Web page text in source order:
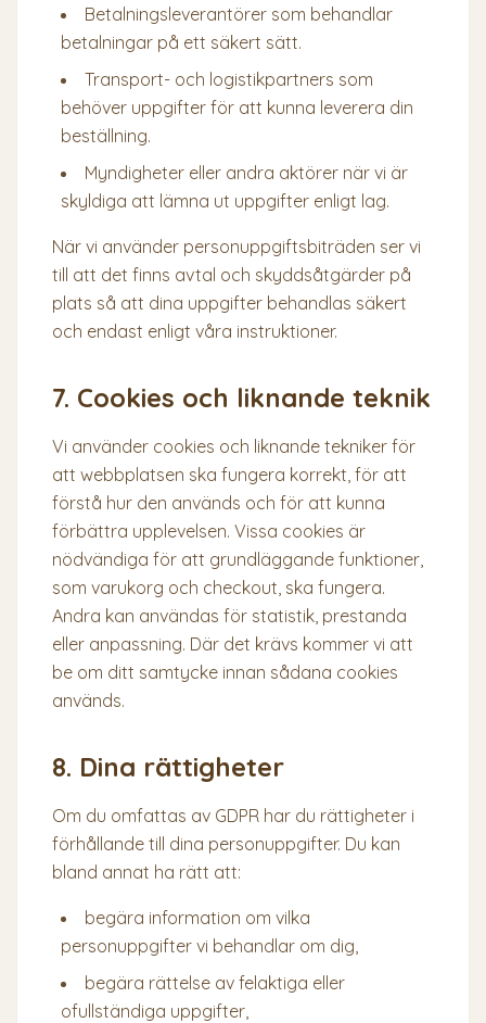
Betalningsleverantörer som behandlar
betalningar på ett säkert sätt.
Transport- och logistikpartners som
behöver uppgifter för att kunna leverera din
beställning.
Myndigheter eller andra aktörer när vi är
skyldiga att lämna ut uppgifter enligt lag.
När vi använder personuppgiftsbiträden ser vi
till att det finns avtal och skyddsåtgärder på
plats så att dina uppgifter behandlas säkert
och endast enligt våra instruktioner.
7. Cookies och liknande teknik
Vi använder cookies och liknande tekniker för
att webbplatsen ska fungera korrekt, för att
förstå hur den används och för att kunna
förbättra upplevelsen. Vissa cookies är
nödvändiga för att grundläggande funktioner,
som varukorg och checkout, ska fungera.
Andra kan användas för statistik, prestanda
eller anpassning. Där det krävs kommer vi att
be om ditt samtycke innan sådana cookies
används.
8. Dina rättigheter
Om du omfattas av GDPR har du rättigheter i
förhållande till dina personuppgifter. Du kan
bland annat ha rätt att:
begära information om vilka
personuppgifter vi behandlar om dig,
begära rättelse av felaktiga eller
ofullständiga uppgifter,